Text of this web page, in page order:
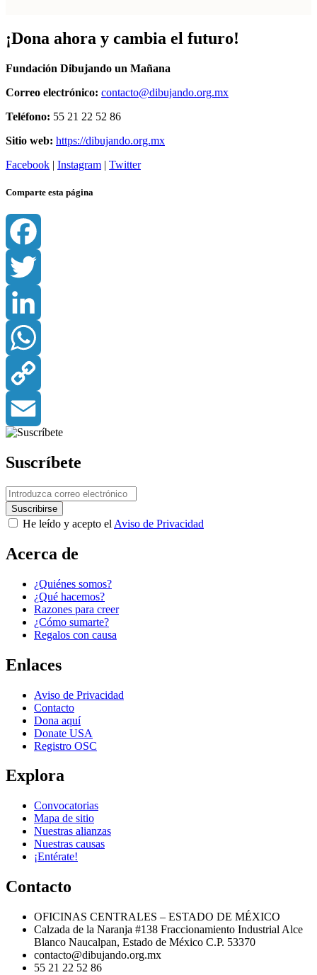
¡Dona ahora y cambia el futuro!
Fundación Dibujando un Mañana
Correo electrónico: contacto@dibujando.org.mx
Teléfono: 55 21 22 52 86
Sitio web: https://dibujando.org.mx
Facebook | Instagram | Twitter
Comparte esta página
Facebook
Twitter
LinkedIn
WhatsApp
Copy
Suscríbete
He leído y acepto el Aviso de Privacidad
Acerca de
¿Quiénes somos?
¿Qué hacemos?
Razones para creer
¿Cómo sumarte?
Regalos con causa
Enlaces
Aviso de Privacidad
Contacto
Dona aquí
Donate USA
Registro OSC
Explora
Convocatorias
Mapa de sitio
Nuestras alianzas
Nuestras causas
¡Entérate!
Contacto
OFICINAS CENTRALES – ESTADO DE MÉXICO
Calzada de la Naranja #138 Fraccionamiento Industrial Alce
Blanco Naucalpan, Estado de México C.P. 53370
contacto@dibujando.org.mx
55 21 22 52 86